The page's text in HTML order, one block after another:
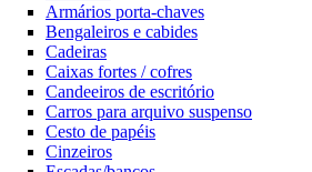
Armários porta-chaves
Bengaleiros e cabides
Cadeiras
Caixas fortes / cofres
Candeeiros de escritório
Carros para arquivo suspenso
Cesto de papéis
Cinzeiros